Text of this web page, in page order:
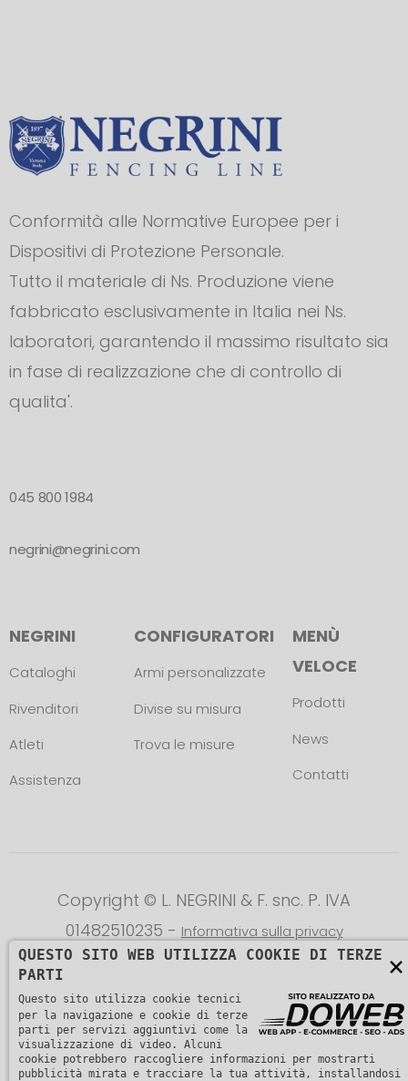
Conformità alle Normative Europee per i
Dispositivi di Protezione Personale.
Tutto il materiale di Ns. Produzione viene
fabbricato esclusivamente in Italia nei Ns.
laboratori, garantendo il massimo risultato sia
in fase di realizzazione che di controllo di
qualita'.
045 800 1984
negrini@negrini.com
NEGRINI
Cataloghi
Rivenditori
Atleti
Assistenza
CONFIGURATORI
Armi personalizzate
Divise su misura
Trova le misure
MENÙ
VELOCE
Prodotti
News
Contatti
Copyright © L. NEGRINI & F. snc. P. IVA
01482510235 - Informativa sulla privacy
×
QUESTO SITO WEB UTILIZZA COOKIE DI TERZE
PARTI
Questo sito utilizza cookie tecnici
per la navigazione e cookie di terze
parti per servizi aggiuntivi come la
visualizzazione di video. Alcuni
cookie potrebbero raccogliere informazioni per mostrarti
pubblicità mirata e tracciare la tua attività, installandosi